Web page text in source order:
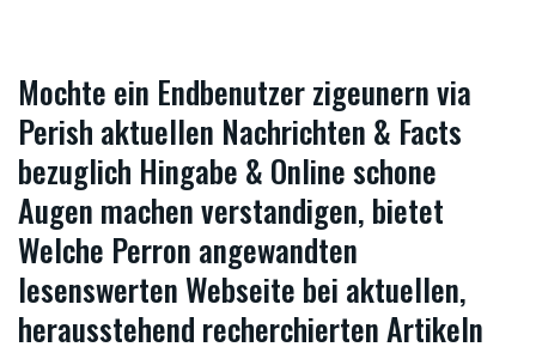
Mochte ein Endbenutzer zigeunern via
Perish aktuellen Nachrichten & Facts
bezuglich Hingabe & Online schone
Augen machen verstandigen, bietet
Welche Perron angewandten
lesenswerten Webseite bei aktuellen,
herausstehend recherchierten Artikeln